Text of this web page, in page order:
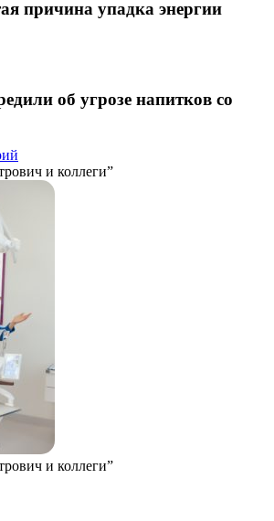
причина упадка энергии
об угрозе напитков со
и коллеги”
и коллеги”